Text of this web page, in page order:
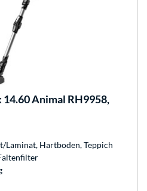
14.60 Animal RH9958,
Laminat, Hartboden, Teppich